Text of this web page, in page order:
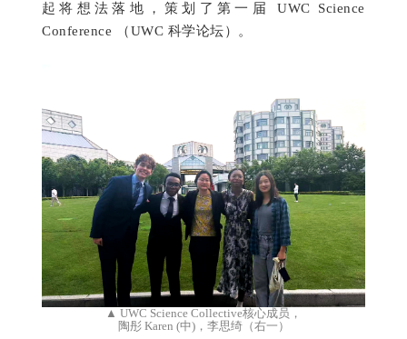
起将想法落地，策划了第一届 UWC Science
Conference （UWC 科学论坛）。
▲ UWC Science Collective核心成员，
陶彤 Karen (中)，李思绮（右一）